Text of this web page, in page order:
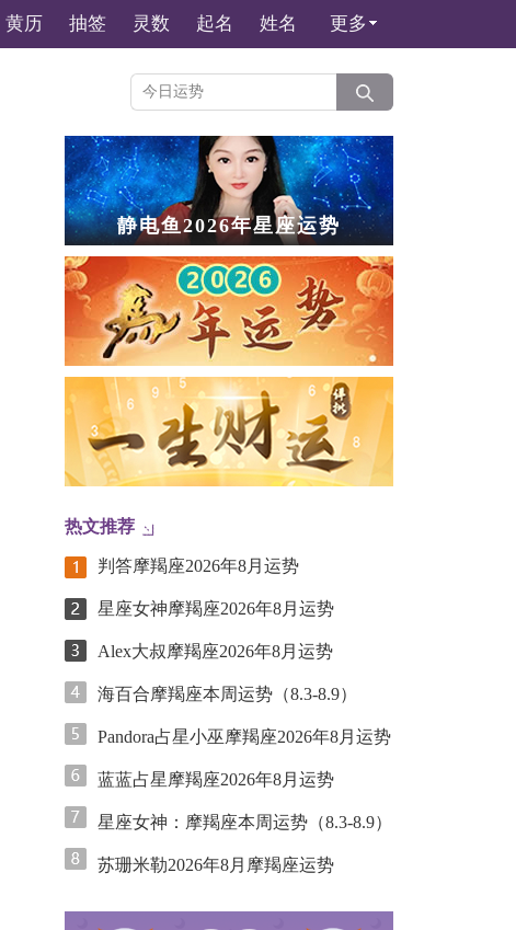
黄历 抽签 灵数 起名 姓名 更多
静电鱼2026年星座运势
热文推荐
判答摩羯座2026年8月运势
星座女神摩羯座2026年8月运势
Alex大叔摩羯座2026年8月运势
海百合摩羯座本周运势（8.3-8.9）
Pandora占星小巫摩羯座2026年8月运势
蓝蓝占星摩羯座2026年8月运势
星座女神：摩羯座本周运势（8.3-8.9）
苏珊米勒2026年8月摩羯座运势